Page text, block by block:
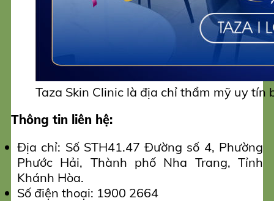
Taza Skin Clinic là địa chỉ thẩm mỹ uy tín
Thông tin liên hệ:
Địa chỉ: Số STH41.47 Đường số 4, Phường
Phước Hải, Thành phố Nha Trang, Tỉnh
Khánh Hòa.
Số điện thoại: 1900 2664